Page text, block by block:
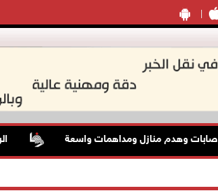
وهدم منازل ومداهمات واسعة